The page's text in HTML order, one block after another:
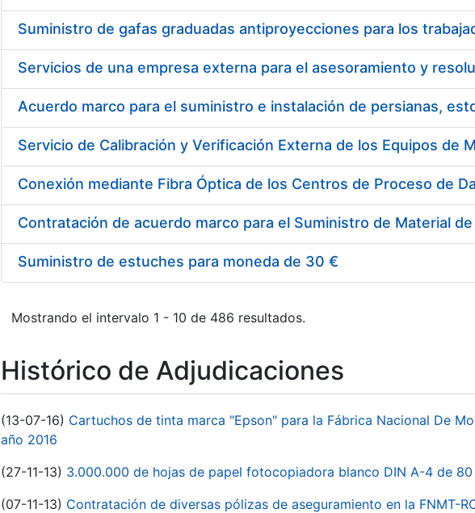
Mostrar/Ocultar
Acuerdo marco para el suministro e instalación de persianas,
Suministro de estuches para moneda de 30 €
Mostrando el intervalo 1 - 10 de 486 resultados.
Histórico de Adjudicaciones
(13-07-16) Cartuchos de tinta marca "Epson" para la Fábrica Nacional De
año 2016
(27-11-13) 3.000.000 de hojas de papel fotocopiadora blanco DIN A-4 de 80
(07-11-13) Contratación de diversas pólizas de aseguramiento en la FNMT-